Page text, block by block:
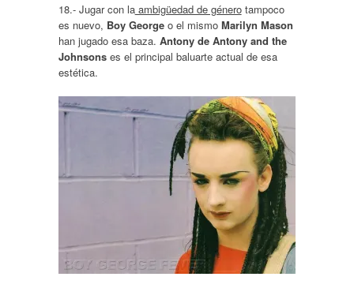
18.- Jugar con laambigüedad de génerotampoco
es nuevo, Boy Georgeo el mismoMarilyn Mason
han jugado esa baza. Antony de Antony and the
Johnsonses el principal baluarte actual de esa
estética.